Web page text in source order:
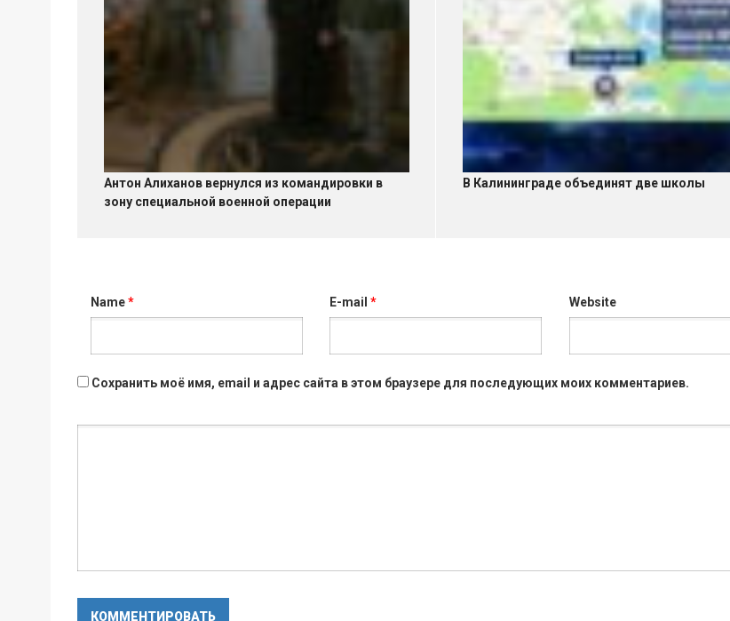
Антон Алиханов вернулся из командировки в
зону специальной военной операции
В Калининграде объединят две школы
Name* E-mail* Website
Сохранить моё имя, email и адрес сайта в этом браузере для последующих моих комментариев.